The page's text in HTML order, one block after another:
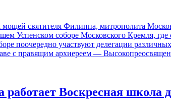
мощей святителя Филиппа, митрополита
Успенском соборе Московского Кремля,
поочередно участвуют делегации
с правящим архиереем —
работает Воскресная